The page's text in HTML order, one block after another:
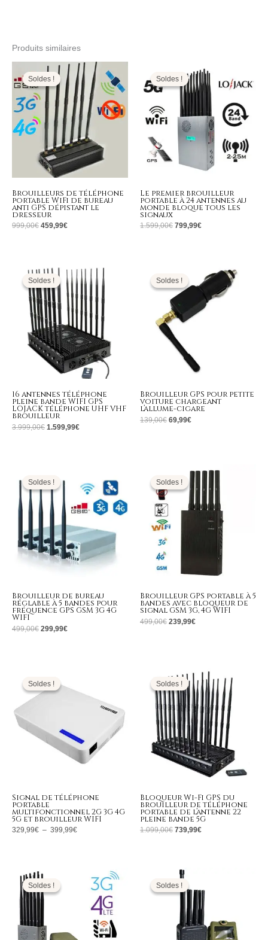
Produits similaires
Soldes !
Soldes !
Brouilleurs de téléphone
portable WiFi de bureau
anti GPS dépistant le
dresseur
999,00€
Le
prix
initial
était :
999,00€.
459,99€
Le
prix
actuel
est :
459,99€.
Soldes !
Soldes !
Le premier brouilleur
portable à 24 antennes au
monde bloque tous les
signaux
1.599,00€
initial
était :
1.599,00€.
799,99€
prix
actuel
est :
799,99€.
Soldes !
Soldes !
16 antennes téléphone
pleine bande WIFI GPS
LOJACK téléphone UHF VHF
brouilleur
3.999,00€
prix
initial
était :
3.999,00€.
1.599,99€
prix
actuel
est :
1.599,99€.
Soldes !
Soldes !
Brouilleur GPS pour petite
voiture chargeant
l’allume-cigare
139,00€
initial
était :
139,00€.
69,99€
actuel
est :
69,99€.
Soldes !
Soldes !
Brouilleur de bureau
réglable à 5 bandes pour
fréquence GPS GSM 3G 4G
WIFI
499,00€
initial
était :
499,00€.
299,99€
299,99€.
Soldes !
Soldes !
Brouilleur GPS portable à 5
bandes avec bloqueur de
signal GSM 3G, 4G WIFI
499,00€
initial
était :
499,00€.
239,99€
prix
est :
239,99€.
Soldes !
Soldes !
Signal de téléphone
portable
multifonctionnel 2G 3G 4G
5G et brouilleur WIFI
329,99€ – 399,99€
à
399,99€
Soldes !
Soldes !
Bloqueur Wi-Fi GPS du
brouilleur de téléphone
portable de l’antenne 22
pleine bande 5G
1.099,00€
prix
initial
était :
1.099,00€.
739,99€
prix
actuel
est :
739,99€.
Soldes !
Soldes !
519,99€
649,99€
Soldes !
Soldes !
prix
initial
était :
799,00€.
est :
379,99€.